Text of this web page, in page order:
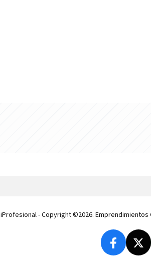
iProfesional - Copyright ©2026.